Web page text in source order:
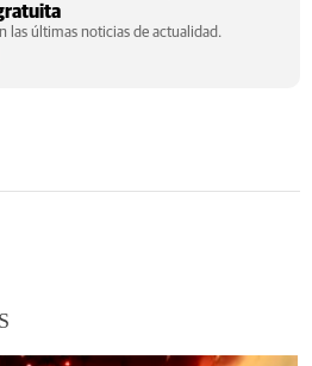
las últimas noticias de actualidad.